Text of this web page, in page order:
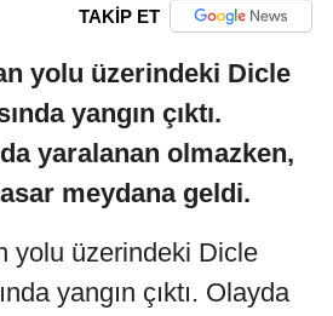
TAKİP ET
yolu üzerindeki Dicle
yangın çıktı.
yaralanan olmazken,
meydana geldi.
yolu üzerindeki Dicle
yangın çıktı. Olayda